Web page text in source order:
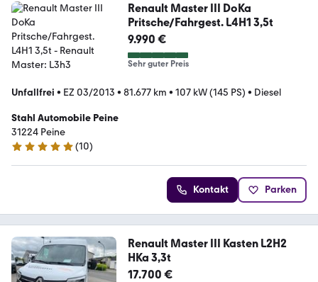
Renault Master III DoKa
Pritsche/Fahrgest. L4H1 3,5t
9.990 €
Sehr guter Preis
Unfallfrei • EZ 03/2013 • 81.677 km • 107 kW (145 PS) • Diesel
Stahl Automobile Peine
31224 Peine
5 Sterne
(10)
Kontakt Parken
Renault Master III Kasten L2H2
HKa 3,3t
17.700 €